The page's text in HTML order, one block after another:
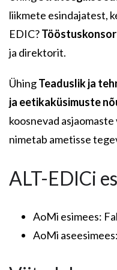
liikmete esindajatest,
EDIC?
ja direktorit.
ÜhingTeaduslik ja
ja eetikaküsimuste
koosnevad
nimetab ametisse
ALT-EDICi
AoMi esimees:
AoMi